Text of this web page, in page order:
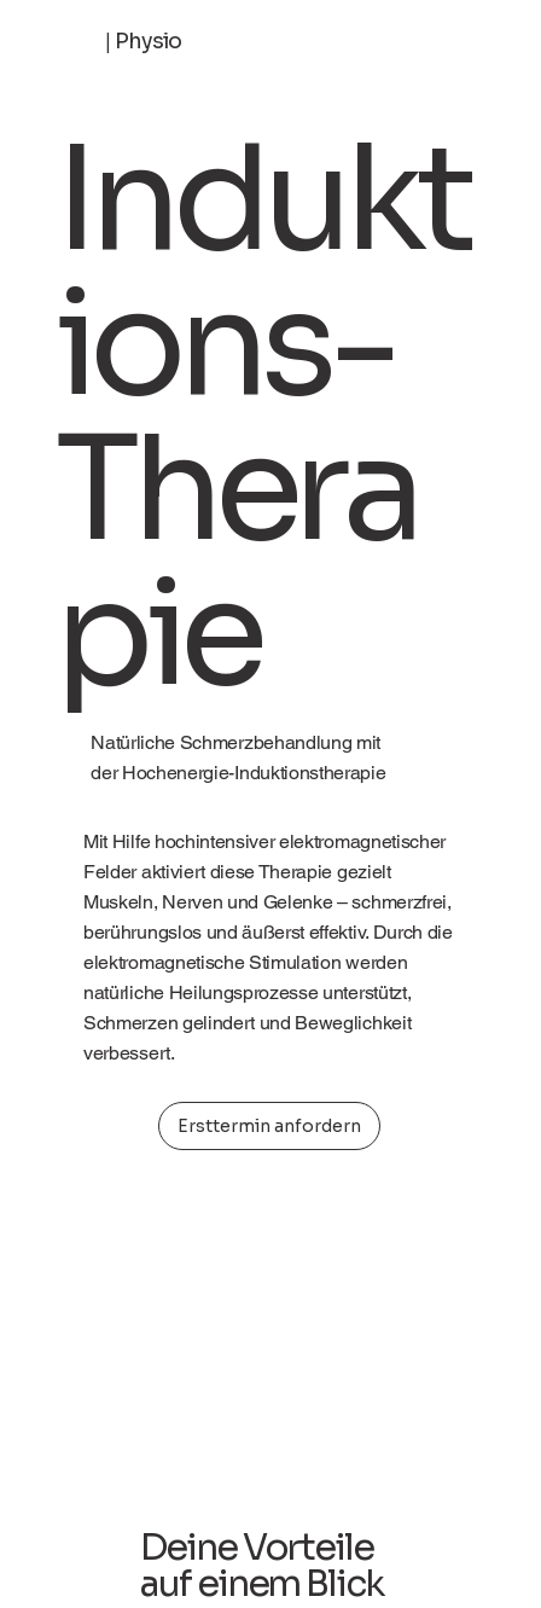
| Physio
Deine Vorteile
auf einem Blick
Indukt
ions-
Thera
pie
Natürliche Schmerzbehandlung mit
der Hochenergie-Induktionstherapie
Mit Hilfe hochintensiver elektromagnetischer
Felder aktiviert diese Therapie gezielt
Muskeln, Nerven und Gelenke – schmerzfrei,
berührungslos und äußerst effektiv. Durch die
elektromagnetische Stimulation werden
natürliche Heilungsprozesse unterstützt,
Schmerzen gelindert und Beweglichkeit
verbessert.
Ersttermin anfordern